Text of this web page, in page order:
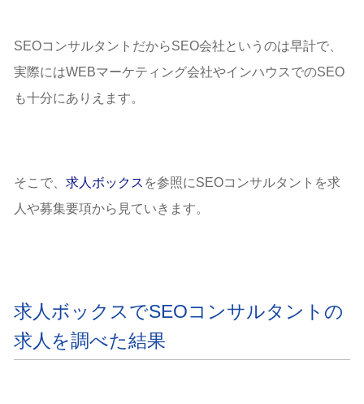
SEOコンサルタントだからSEO会社というのは早計で、
実際にはWEBマーケティング会社やインハウスでのSEO
も十分にありえます。
そこで、 求人ボックス を参照にSEOコンサルタントを求
人や募集要項から見ていきます。
求人ボックスでSEOコンサルタントの
求人を調べた結果